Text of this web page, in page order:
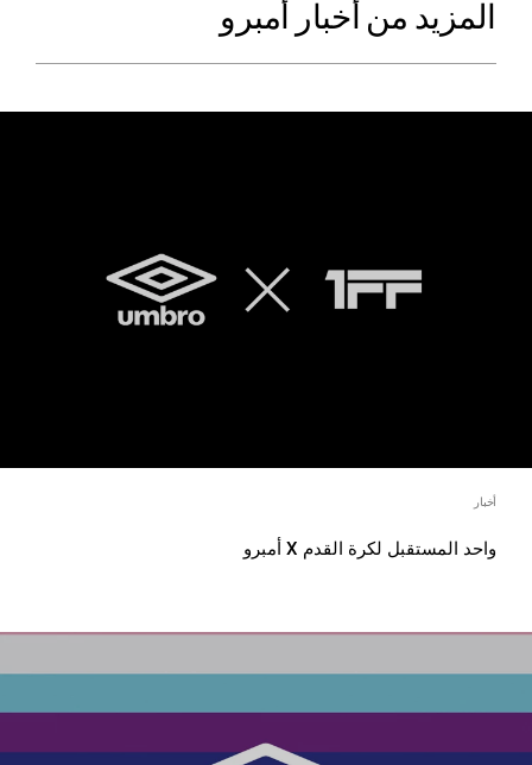
المزيد من أخبار أمبرو
أخبار
واحد المستقبل لكرة القدم X أمبرو